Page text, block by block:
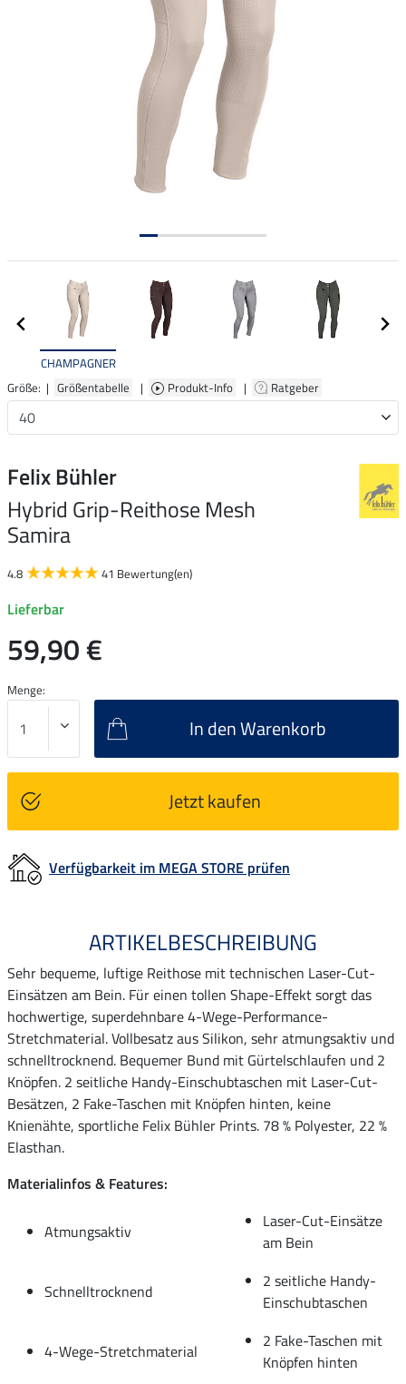
CHAMPAGNER
Größe: | Größentabelle | Produkt-Info | Ratgeber
Felix Bühler
Hybrid Grip-Reithose Mesh
Samira
4.8 41 Bewertung(en)
Lieferbar
59,90 €
Menge:
In den Warenkorb
Jetzt kaufen
Verfügbarkeit im MEGA STORE prüfen
ARTIKELBESCHREIBUNG
Sehr bequeme, luftige Reithose mit technischen Laser-Cut-
Einsätzen am Bein. Für einen tollen Shape-Effekt sorgt das
hochwertige, superdehnbare 4-Wege-Performance-
Stretchmaterial. Vollbesatz aus Silikon, sehr atmungsaktiv und
schnelltrocknend. Bequemer Bund mit Gürtelschlaufen und 2
Knöpfen. 2 seitliche Handy-Einschubtaschen mit Laser-Cut-
Besätzen, 2 Fake-Taschen mit Knöpfen hinten, keine
Knienähte, sportliche Felix Bühler Prints. 78 % Polyester, 22 %
Elasthan.
Materialinfos & Features:
Atmungsaktiv
Laser-Cut-Einsätze
am Bein
Schnelltrocknend
2 seitliche Handy-
Einschubtaschen
4-Wege-Stretchmaterial
2 Fake-Taschen mit
Knöpfen hinten